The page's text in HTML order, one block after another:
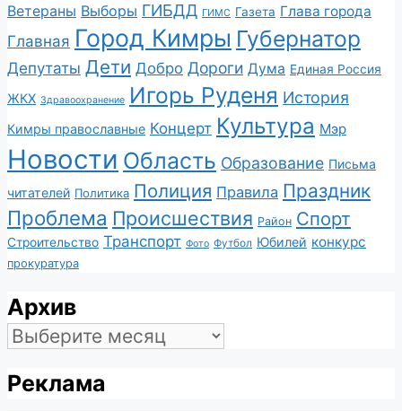
Ветераны Выборы ГИБДД ГИМС Газета Глава города
Главная Город Кимры Губернатор
Депутаты Дети Добро Дороги Дума Единая Россия
ЖКХ Здравоохранение Игорь Руденя История
Кимры православные Концерт Культура Мэр
Новости Область Образование Письма
читателей Политика Полиция Правила Праздник
Проблема Происшествия Район Спорт
Строительство Транспорт Фото Футбол Юбилей конкурс
прокуратура
Архив
Архив
Реклама